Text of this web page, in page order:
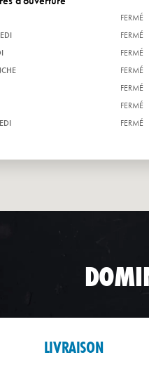
FERMÉ
FERMÉ
FERMÉ
FERMÉ
FERMÉ
FERMÉ
FERMÉ
LIVRAISON